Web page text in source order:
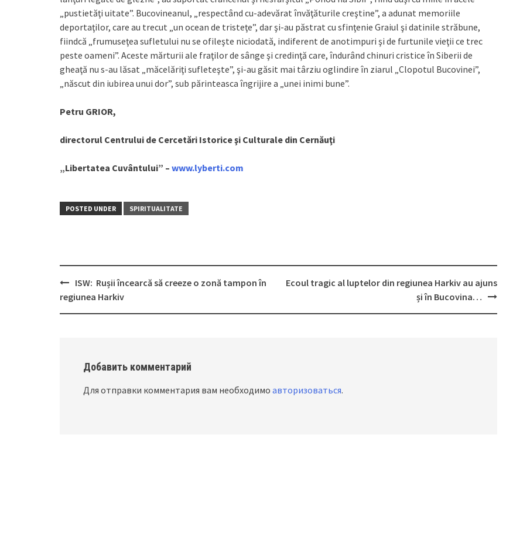
„pustietăţi uitate”. Bucovineanul, „respectând cu-adevărat învăţăturile creştine”, a adunat memoriile
deportaţilor, care au trecut „un ocean de tristeţe”, dar şi-au păstrat cu sfinţenie Graiul şi datinile străbune,
fiindcă „frumuseţea sufletului nu se ofileşte niciodată, indiferent de anotimpuri şi de furtunile vieţii ce trec
peste oameni”. Aceste mărturii ale fraţilor de sânge şi credinţă care, îndurând chinuri cristice în Siberii de
gheaţă nu s-au lăsat „măcelăriţi sufleteşte”, şi-au găsit mai târziu oglindire în ziarul „Clopotul Bucovinei”,
„născut din iubirea unui dor”, sub părinteasca îngrijire a „unei inimi bune”.
Petru GRIOR,
directorul Centrului de Cercetări Istorice şi Culturale din Cernăuţi
„Libertatea Cuvântului” – www.lyberti.com
POSTED UNDER SPIRITUALITATE
Post
navigation
ISW: Rușii încearcă să creeze o zonă tampon în
regiunea Harkiv
Ecoul tragic al luptelor din regiunea Harkiv au ajuns
și în Bucovina…
Добавить комментарий
Для отправки комментария вам необходимо авторизоваться.